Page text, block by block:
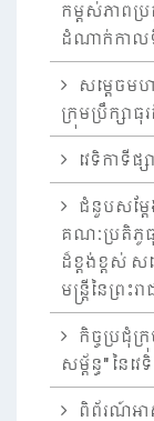
កម្ពស់ភាពប្
ដំណាក់កាល
សម្តេចម
ក្រុមប្រឹក្សាធុ
វេទិកាទីផ្
ជំនួបសម្តែ
គណៈប្រតិភូធុ
ដ៏ខ្ពង់ខ្ពស់ ស
មន្ត្រីនៃព្រះ
កិច្ចប្រជុំក្
សម្ព័ន្ធ" នៃវ
ពិព័រណ៍អា